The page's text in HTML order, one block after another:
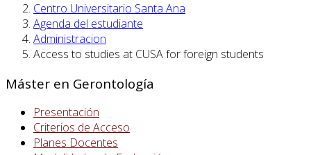
Centro Universitario Santa Ana
Agenda del estudiante
Administracion
Access to studies at CUSA for foreign students
Máster en Gerontología
Presentación
Criterios de Acceso
Planes Docentes